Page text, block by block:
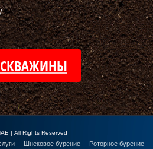
СКВАЖИНЫ
| All Rights Reserved
Шнековое бурение Роторное бурение